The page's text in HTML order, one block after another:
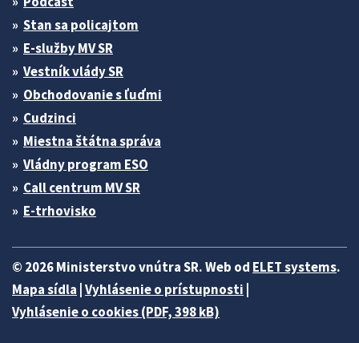
Stan sa policajtom
E-služby MV SR
Vestník vlády SR
Obchodovanie s ľuďmi
Cudzinci
Miestna štátna správa
Vládny program ESO
Call centrum MV SR
E-trhovisko
© 2026 Ministerstvo vnútra SR. Web od ELET systems.
Mapa sídla Vyhlásenie o prístupnosti
Vyhlásenie o cookies (PDF, 398 kB)